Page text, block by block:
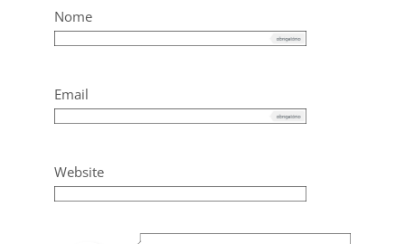
Nome
Email
Website